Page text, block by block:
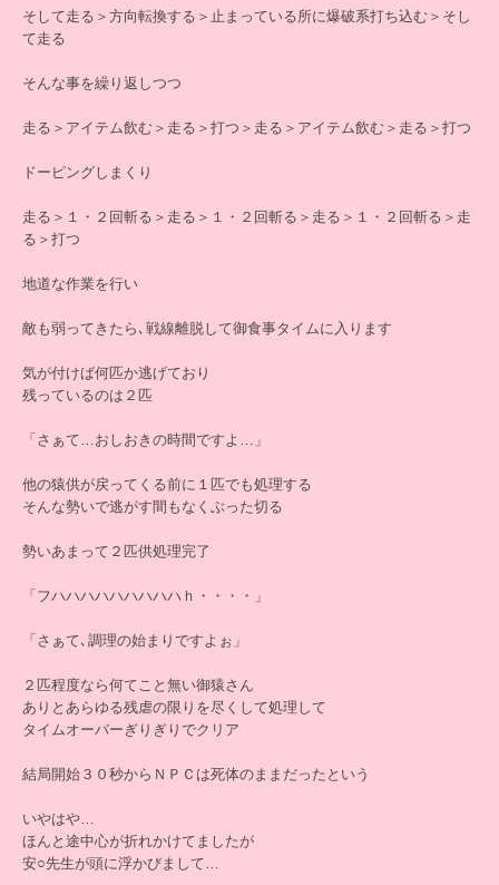
そして走る＞方向転換する＞止まっている所に爆破系打ち込む＞そし
て走る
そんな事を繰り返しつつ
走る＞アイテム飲む＞走る＞打つ＞走る＞アイテム飲む＞走る＞打つ
ドーピングしまくり
走る＞１・２回斬る＞走る＞１・２回斬る＞走る＞１・２回斬る＞走
る＞打つ
地道な作業を行い
敵も弱ってきたら､戦線離脱して御食事タイムに入ります
気が付けば何匹か逃げており
残っているのは２匹
「さぁて…おしおきの時間ですよ…」
他の猿供が戻ってくる前に１匹でも処理する
そんな勢いで逃がす間もなくぶった切る
勢いあまって２匹供処理完了
「フハハハハハハハハハｈ・・・・」
「さぁて､調理の始まりですよぉ」
２匹程度なら何てこと無い御猿さん
ありとあらゆる残虐の限りを尽くして処理して
タイムオーバーぎりぎりでクリア
結局開始３０秒からＮＰＣは死体のままだったという
いやはや…
ほんと途中心が折れかけてましたが
安○先生が頭に浮かびまして…